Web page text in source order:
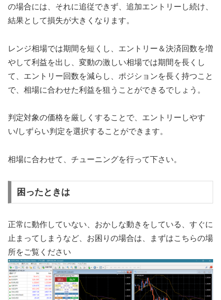
の場合には、それに追従できず、追加エントリーし続け、
結果として損失が大きくなります。
レンジ相場では期間を短くし、エントリー＆決済回数を増
やして利益を出し、変動の激しい相場では期間を長くし
て、エントリー回数を減らし、ポジションを長く持つこと
で、相場に合わせた利益を狙うことができるでしょう。
判定対象の価格を厳しくすることで、エントリーしやす
い/しずらい判定を選択することができます。
相場に合わせて、チューニングを行って下さい。
困ったときは
正常に動作していない、おかしな動きをしている、すぐに
止まってしまうなど、お困りの場合は、まずはこちらの場
所をご覧ください